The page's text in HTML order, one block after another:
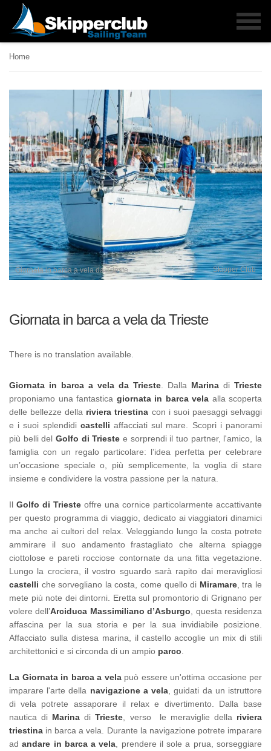
Home
Giornata in barca a vela da Trieste Skipper Club
Giornata in barca a vela da Trieste
There is no translation available.
Giornata in barca a vela da Trieste . Dalla Marina di Trieste
proponiamo una fantastica giornata in barca vela alla scoperta
delle bellezze della riviera triestina con i suoi paesaggi selvaggi
e i suoi splendidi castelli affacciati sul mare. Scopri i panorami
più belli del Golfo di Trieste e sorprendi il tuo partner, l'amico, la
famiglia con un regalo particolare: l’idea perfetta per celebrare
un’occasione speciale o, più semplicemente, la voglia di stare
insieme e condividere la vostra passione per la natura.
Il Golfo di Trieste offre una cornice particolarmente accattivante
per questo programma di viaggio, dedicato ai viaggiatori dinamici
ma anche ai cultori del relax. Veleggiando lungo la costa potrete
ammirare il suo andamento frastagliato che alterna spiagge
ciottolose e pareti rocciose contornate da una fitta vegetazione.
Lungo la crociera, il vostro sguardo sarà rapito dai meravigliosi
castelli che sorvegliano la costa, come quello di Miramare, tra le
mete più note dei dintorni. Eretta sul promontorio di Grignano per
volere dell’Arciduca Massimiliano d’Asburgo , questa residenza
affascina per la sua storia e per la sua invidiabile posizione.
Affacciato sulla distesa marina, il castello accoglie un mix di stili
architettonici e si circonda di un ampio parco
La Giornata in barca a velapuò essere un'ottima occasione per
imparare l'arte della navigazione a vela , guidati da un istruttore
di vela potrete assaporare il relax e divertimento. Dalla base
nautica di Marina diTrieste , verso le meraviglie della riviera
triestina in barca a vela.
Durante la navigazione potrete imparare
adandare in barca a vela , prendere il sole a prua, sorseggiare